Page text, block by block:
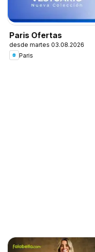
Paris Ofertas
desde martes 03.08.2026
Paris